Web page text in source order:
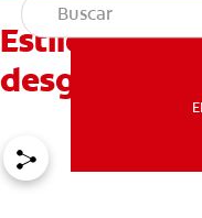
Estilos de
desgaste